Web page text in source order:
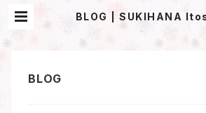
BLOG | SUKIHANA